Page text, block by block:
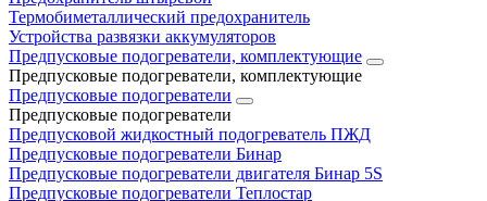
Термобиметаллический предохранитель
Устройства развязки аккумуляторов
Предпусковые подогреватели, комплектующие
Предпусковые подогреватели, комплектующие
Предпусковые подогреватели
Предпусковые подогреватели
Предпусковой жидкостный подогреватель ПЖД
Предпусковые подогреватели Бинар
Предпусковые подогреватели двигателя Бинар 5S
Предпусковые подогреватели Теплостар